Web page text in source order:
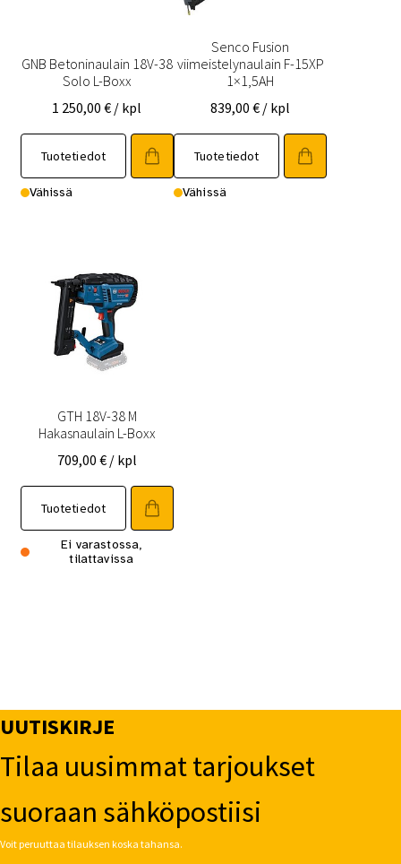
GNB Betoninaulain 18V-38
Solo L-Boxx
1 250,00€ / kpl
Tuotetiedot
Vähissä
Senco Fusion
viimeistelynaulain F-15XP
1×1,5AH
839,00€ / kpl
Tuotetiedot
Vähissä
GTH 18V-38 M
Hakasnaulain L-Boxx
709,00 € / kpl
Tuotetiedot
Ei varastossa,
tilattavissa
UUTISKIRJE
Tilaa uusimmat tarjoukset
suoraan sähköpostiisi
Voit peruuttaa tilauksen koska tahansa.